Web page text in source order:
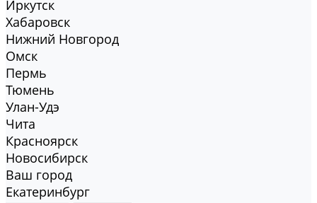
Иркутск
Хабаровск
Нижний Новгород
Омск
Пермь
Тюмень
Улан-Удэ
Чита
Красноярск
Новосибирск
Ваш город
Екатеринбург